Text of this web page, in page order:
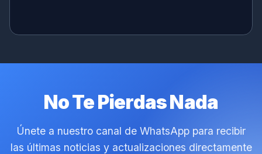
No Te Pierdas Nada
Únete a nuestro canal de WhatsApp para recibir
las últimas noticias y actualizaciones directamente